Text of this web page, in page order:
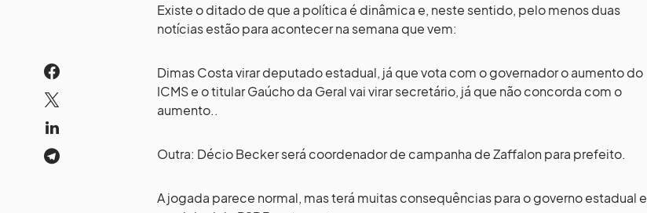
Existe o ditado de que a política é dinâmica e, neste sentido, pelo menos duas
notícias estão para acontecer na semana que vem:
Dimas Costa virar deputado estadual, já que vota com o governador o aumento do
ICMS e o titular Gaúcho da Geral vai virar secretário, já que não concorda com o
aumento..
Outra: Décio Becker será coordenador de campanha de Zaffalon para prefeito.
A jogada parece normal, mas terá muitas consequências para o governo estadual e